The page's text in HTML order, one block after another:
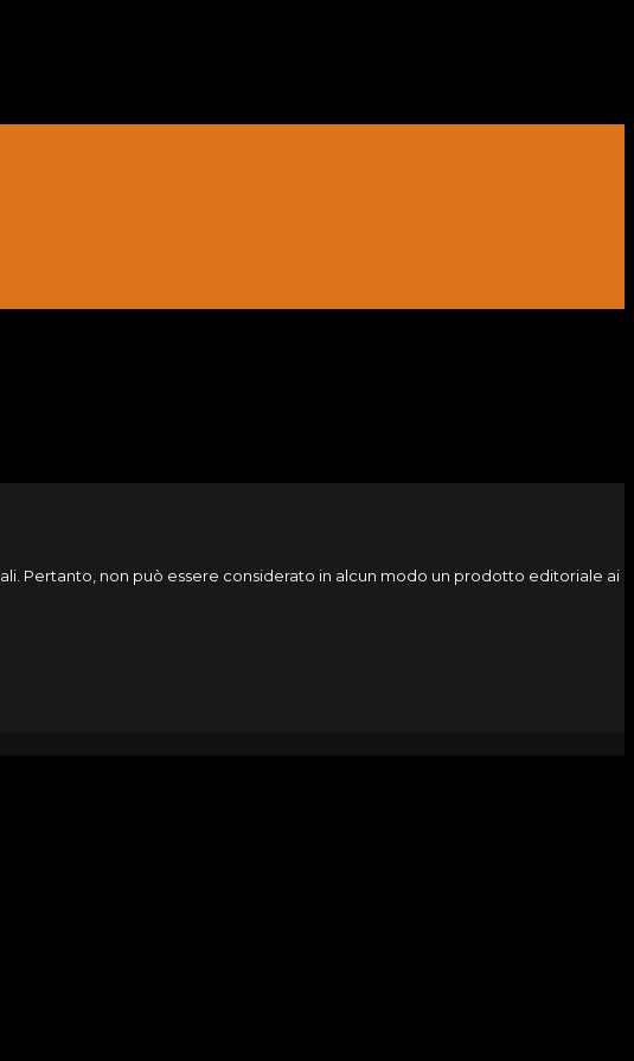
Pertanto, non può essere considerato in alcun modo un prodotto editoriale ai